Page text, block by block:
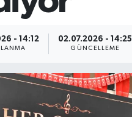
- 14:12 02.07.2026 - 14:25
GÜNCELLEME